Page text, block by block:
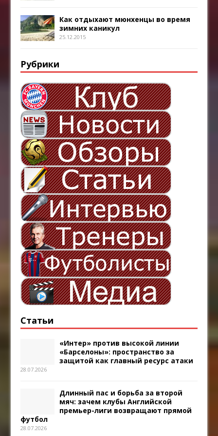
Как отдыхают мюнхенцы во время
зимних каникул
25.12.2015
Рубрики
Статьи
«Интер» против высокой линии
«Барселоны»: пространство за
защитой как главный ресурс атаки
28.07.2026
Длинный пас и борьба за второй
мяч: зачем клубы Английской
премьер-лиги возвращают прямой
футбол
28.07.2026